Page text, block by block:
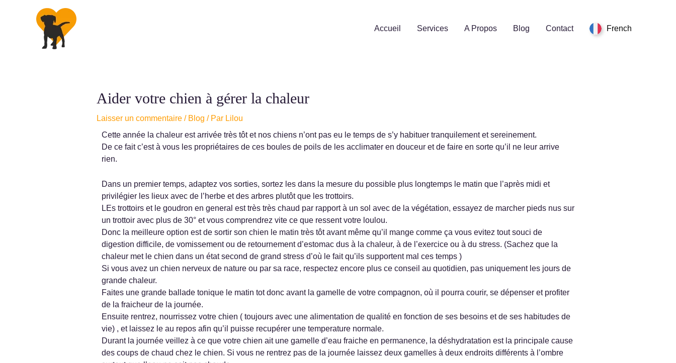
Accueil Services A Propos Blog Contact French
Aider votre chien à gérer la chaleur
Laisser un commentaire / Blog / Par Lilou
Cette année la chaleur est arrivée très tôt et nos chiens n’ont pas eu le temps de s’y habituer tranquilement et sereinement.
De ce fait c’est à vous les propriétaires de ces boules de poils de les acclimater en douceur et de faire en sorte qu’il ne leur arrive
rien.
Dans un premier temps, adaptez vos sorties, sortez les dans la mesure du possible plus longtemps le matin que l’après midi et
privilégier les lieux avec de l’herbe et des arbres plutôt que les trottoirs.
LEs trottoirs et le goudron en general est très très chaud par rapport à un sol avec de la végétation, essayez de marcher pieds nus sur
un trottoir avec plus de 30° et vous comprendrez vite ce que ressent votre loulou.
Donc la meilleure option est de sortir son chien le matin très tôt avant même qu’il mange comme ça vous evitez tout souci de
digestion difficile, de vomissement ou de retournement d’estomac dus à la chaleur, à de l’exercice ou à du stress. (Sachez que la
chaleur met le chien dans un état second de grand stress d’où le fait qu’ils supportent mal ces temps )
Si vous avez un chien nerveux de nature ou par sa race, respectez encore plus ce conseil au quotidien, pas uniquement les jours de
grande chaleur.
Faites une grande ballade tonique le matin tot donc avant la gamelle de votre compagnon, où il pourra courir, se dépenser et profiter
de la fraicheur de la journée.
Ensuite rentrez, nourrissez votre chien ( toujours avec une alimentation de qualité en fonction de ses besoins et de ses habitudes de
vie) , et laissez le au repos afin qu’il puisse recupérer une temperature normale.
Durant la journée veillez à ce que votre chien ait une gamelle d’eau fraiche en permanence, la déshydratation est la principale cause
des coups de chaud chez le chien. Si vous ne rentrez pas de la journée laissez deux gamelles à deux endroits différents à l’ombre
Navigation
articles